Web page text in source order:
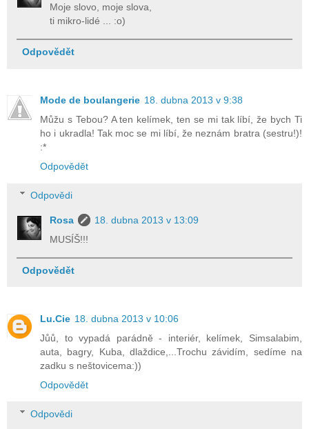
Moje slovo, moje slova,
ti mikro-lidé ... :o)
Odpovědět
Mode de boulangerie 18. dubna 2013 v 9:38
Můžu s Tebou? A ten kelímek, ten se mi tak líbí, že bych Ti
ho i ukradla! Tak moc se mi líbí, že neznám bratra (sestru!)!
:*
Odpovědět
Odpovědi
Rosa
18. dubna 2013 v 13:09
MUSÍŠ!!!
Odpovědět
Lu.Cie 18. dubna 2013 v 10:06
Jůů, to vypadá parádně - interiér, kelímek, Simsalabim,
auta, bagry, Kuba, dlaždice,...Trochu závidím, sedíme na
zadku s neštovicema:))
Odpovědět
Odpovědi